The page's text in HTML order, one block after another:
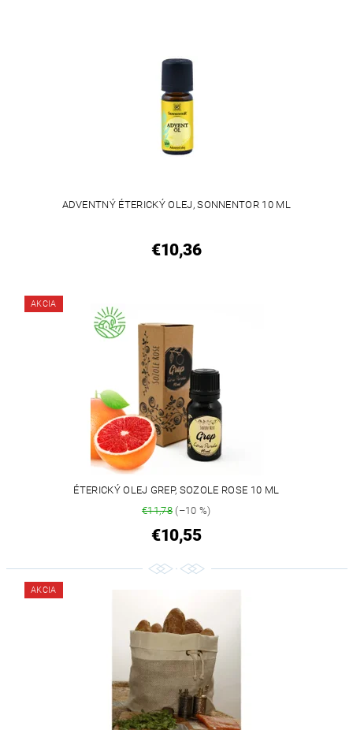
ADVENTNÝ ÉTERICKÝ OLEJ, SONNENTOR 10 ML
€10,36
AKCIA
ÉTERICKÝ OLEJ GREP, SOZOLE ROSE 10 ML
€11,78(–10 %)
€10,55
AKCIA